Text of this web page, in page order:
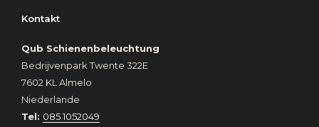
Kontakt
Qub Schienenbeleuchtung
Bedrijvenpark Twente 322E
7602 KL Almelo
Niederlande
Tel: 085 1052049